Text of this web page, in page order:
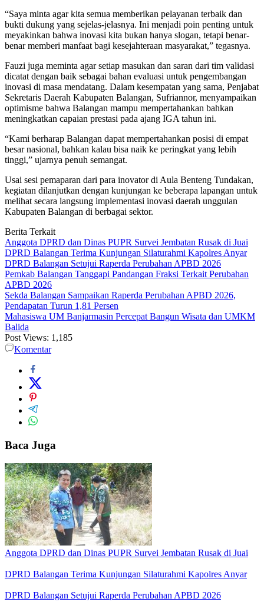
“Saya minta agar kita semua memberikan pelayanan terbaik dan
bukti dukung yang sejelas-jelasnya. Ini menjadi poin penting untuk
meyakinkan bahwa inovasi kita bukan hanya slogan, tetapi benar-
benar memberi manfaat bagi kesejahteraan masyarakat,” tegasnya.
Fauzi juga meminta agar setiap masukan dan saran dari tim validasi
dicatat dengan baik sebagai bahan evaluasi untuk pengembangan
inovasi di masa mendatang. Dalam kesempatan yang sama, Penjabat
Sekretaris Daerah Kabupaten Balangan, Sufriannor, menyampaikan
optimisme bahwa Balangan mampu mempertahankan bahkan
meningkatkan capaian prestasi pada ajang IGA tahun ini.
“Kami berharap Balangan dapat mempertahankan posisi di empat
besar nasional, bahkan kalau bisa naik ke peringkat yang lebih
tinggi,” ujarnya penuh semangat.
Usai sesi pemaparan dari para inovator di Aula Benteng Tundakan,
kegiatan dilanjutkan dengan kunjungan ke beberapa lapangan untuk
melihat secara langsung implementasi inovasi daerah unggulan
Kabupaten Balangan di berbagai sektor.
Berita Terkait
Anggota DPRD dan Dinas PUPR Survei Jembatan Rusak di Juai
DPRD Balangan Terima Kunjungan Silaturahmi Kapolres Anyar
DPRD Balangan Setujui Raperda Perubahan APBD 2026
Pemkab Balangan Tanggapi Pandangan Fraksi Terkait Perubahan
APBD 2026
Sekda Balangan Sampaikan Raperda Perubahan APBD 2026,
Pendapatan Turun 1,81 Persen
Mahasiswa UM Banjarmasin Percepat Bangun Wisata dan UMKM
Balida
Post Views: 1,185
Komentar
Baca Juga
Anggota DPRD dan Dinas PUPR Survei Jembatan Rusak di Juai
DPRD Balangan Terima Kunjungan Silaturahmi Kapolres Anyar
DPRD Balangan Setujui Raperda Perubahan APBD 2026